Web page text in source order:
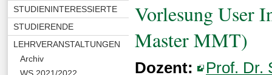
STUDIENINTERESSIERTE
STUDIERENDE
LEHRVERANSTALTUNGEN
Archiv
Vorlesung User
Master MMT)
Dozent: Prof. Dr.